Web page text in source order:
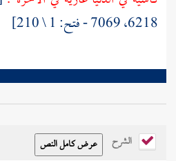
6218، 7069 - فتح: 1 \ 210]
الشرح